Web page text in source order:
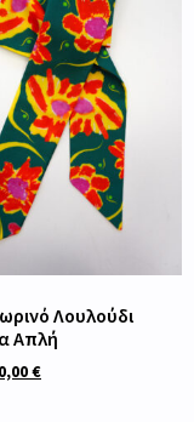
Λουλούδι
Απλή
€